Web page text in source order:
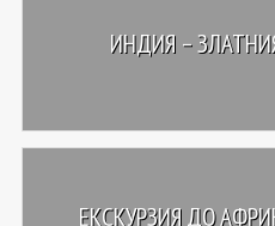
ИНДИЯ –
ЕКСКУРЗИЯ ДО